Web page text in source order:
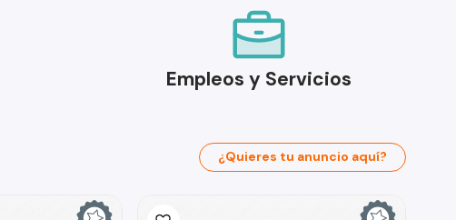
Empleos y Servicios
¿Quieres tu anuncio aquí?